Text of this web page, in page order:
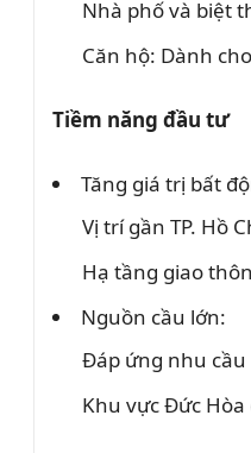
Nhà phố và biệt
Căn hộ: Dành
Tiềm năng đầu tư
Tăng giá trị bất
Vị trí gần TP. Hồ
Hạ tầng giao
Nguồn cầu lớn:
Đáp ứng nhu cầu
Khu vực Đức